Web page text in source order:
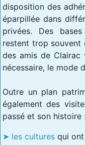
disposition des
éparpillée dans
privées. Des
restent trop souvent
des amis de Clairac
nécessaire, le mode
Outre un plan
également des
passé et son histoire
les cultures qui